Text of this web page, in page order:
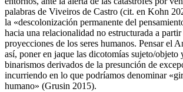
palabras de Viveiros de Castro (cit. en Kohn
la «descolonización permanente del
hacia una relacionalidad no estructurada a
proyecciones de los seres humanos. Pensar el
así, poner en jaque las dicotomías sujeto/objeto
binarismos derivados de la presunción de
incurriendo en lo que podríamos denominar
humano» (Grusin 2015).